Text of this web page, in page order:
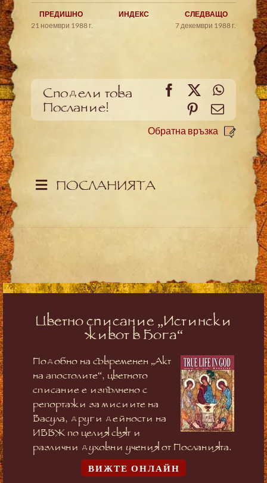
ПРЕДИШНО ИНДЕКС
СЛЕДВАЩО
21 ноември 1988 г.
7 декември 1988 г.
Сподели това
Послание!
Facebook
X
Pinterest
Meйл
Обратна връзка
ПОСЛАНИЯТА
Цветно списание „Истински
живот в Бога“
Подобно на съвременен „Акт
на апостолите“, цветното
списание е изпълнено с
репортажи за мисиите на
Васула, други дейности на
ИВБЖ по целия свят и
различни духовни учения от Посланията.
ВИЖТЕ ОНЛАЙН